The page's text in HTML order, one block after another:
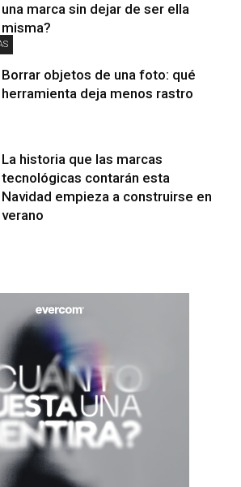
una marca sin dejar de ser ella
misma?
Borrar objetos de una foto: qué
herramienta deja menos rastro
La historia que las marcas
tecnológicas contarán esta
Navidad empieza a construirse en
verano